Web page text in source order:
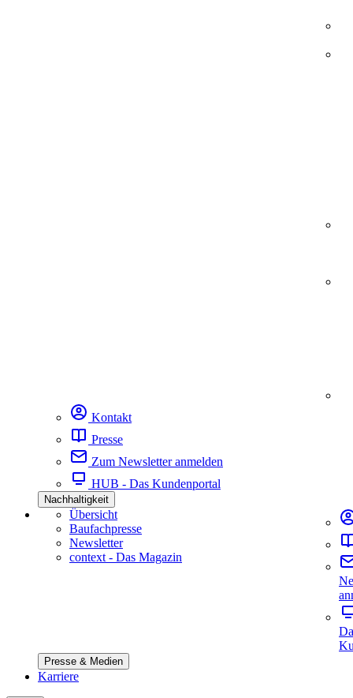
Kontakt
Presse
Zum Newsletter anmelden
HUB - Das Kundenportal
Nachhaltigkeit
Übersicht
Baufachpresse
Newsletter
context - Das Magazin
Presse & Medien
Karriere